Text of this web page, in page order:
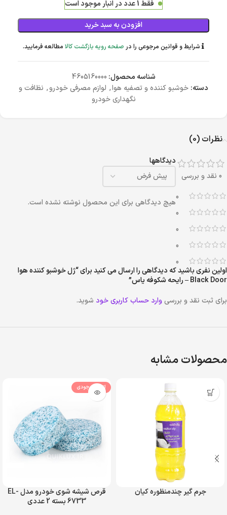
فقط 1 عدد در انبار موجود است
افزودن به سبد خرید
شرایط و قوانین مرجوعی را در صفحه رویه بازگشت کالا مطالعه فرمایید.
شناسه محصول: 4605160000
دسته: خوشبو کننده و تصفیه هوا, لوازم مصرفی خودرو, نظافت و
نگهداری خودرو
نظرات (0)
0 نقد و بررسی
0
0
0
0
0
دیدگاهها
هیچ دیدگاهی برای این محصول نوشته نشده است.
اولین نفری باشید که دیدگاهی را ارسال می کنید برای “ژل خوشبو کننده هوا
Black Door – رایحه شکوفه یاس”
برای ثبت نقد و بررسی وارد حساب کاربری خود شوید.
محصولات مشابه
جرم گیر چندمنظوره کیان
اتمام موجودی
قرص شیشه شوی خودرو مدل EL-
6733 بسته 2 عددی